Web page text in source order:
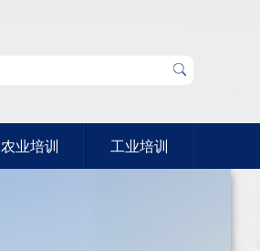
农业培训 工业培训